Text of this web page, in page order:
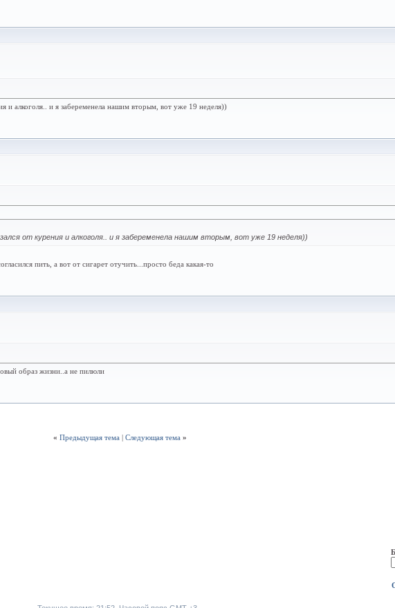
алкоголя.. и я забеременела нашим вторым, вот уже 19 неделя))
от курения и алкоголя.. и я забеременела нашим вторым, вот уже 19 неделя))
пить, а вот от сигарет отучить...просто беда какая-то
образ жизни..а не пилюли
« Предыдущая тема | Следующая тема »